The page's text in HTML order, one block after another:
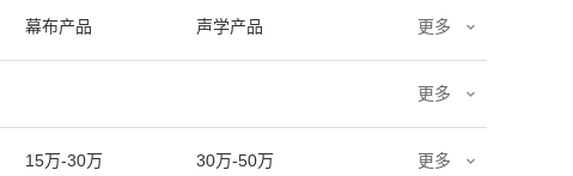
幕布产品 声学产品 更多
更多
15万-30万 30万-50万 更多